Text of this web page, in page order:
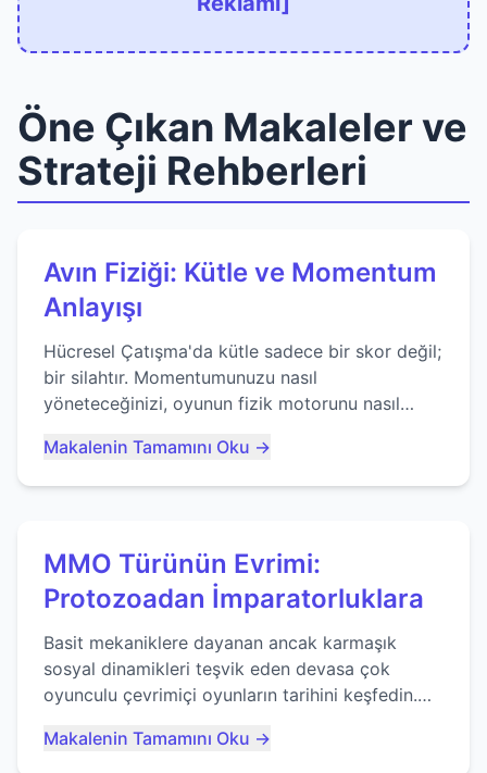
Öne Çıkan Makaleler ve
Strateji Rehberleri
Avın Fiziği: Kütle ve Momentum
Anlayışı
Hücresel Çatışma'da kütle sadece bir skor değil;
bir silahtır. Momentumunuzu nasıl
yöneteceğinizi, oyunun fizik motorunu nasıl
ustalaşacağınızı öğrenin...
Makalenin Tamamını Oku →
MMO Türünün Evrimi:
Protozoadan İmparatorluklara
Basit mekaniklere dayanan ancak karmaşık
sosyal dinamikleri teşvik eden devasa çok
oyunculu çevrimiçi oyunların tarihini keşfedin.
Makalenin Tamamını Oku →